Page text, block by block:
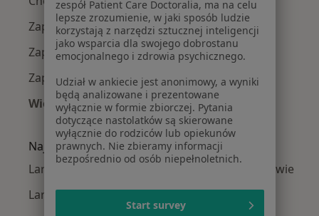
Zapalenie migdałków w Warszawie
Zapalenie ucha w Warszawie
Zapalenie zatok w Warszawie
Więcej (15)
Więcej w kategorii: Najczęście leczone
Najpopularniejsze ubezpieczenia
Laryngolodzy dziecięcy z Medicover w Warszawie
Laryngolodzy dziecięcy z Allianz w Warszawie
zespół Patient Care Doctoralia, ma na celu
lepsze zrozumienie, w jaki sposób ludzie
korzystają z narzędzi sztucznej inteligencji
jako wsparcia dla swojego dobrostanu
emocjonalnego i zdrowia psychicznego.
Udział w ankiecie jest anonimowy, a wyniki
będą analizowane i prezentowane
wyłącznie w formie zbiorczej. Pytania
dotyczące nastolatków są skierowane
wyłącznie do rodziców lub opiekunów
prawnych. Nie zbieramy informacji
bezpośrednio od osób niepełnoletnich.
Start survey